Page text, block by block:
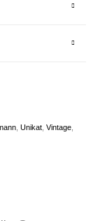
,Unikat ,Vintage